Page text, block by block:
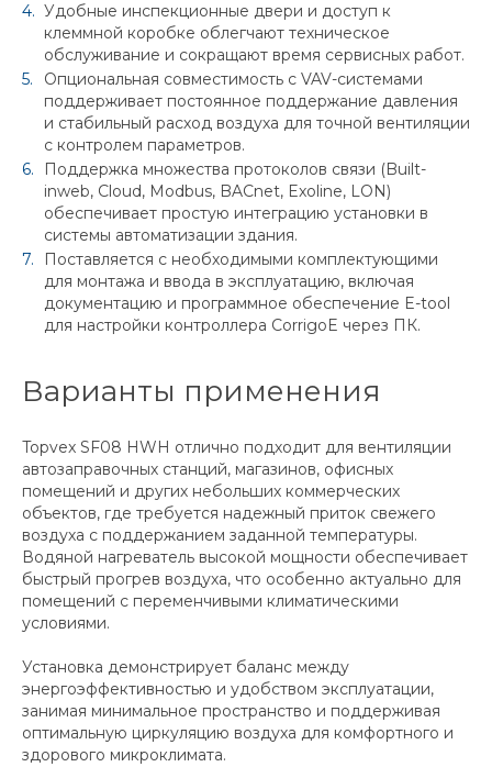
Удобные инспекционные двери и доступ к
клеммной коробке облегчают техническое
обслуживание и сокращают время сервисных работ.
Опциональная совместимость с VAV-системами
поддерживает постоянное поддержание давления
и стабильный расход воздуха для точной вентиляции
с контролем параметров.
Поддержка множества протоколов связи (Built-
inweb, Cloud, Modbus, BACnet, Exoline, LON)
обеспечивает простую интеграцию установки в
системы автоматизации здания.
Поставляется с необходимыми комплектующими
для монтажа и ввода в эксплуатацию, включая
документацию и программное обеспечение E-tool
для настройки контроллера CorrigoE через ПК.
Варианты применения
Topvex SF08 HWH отлично подходит для вентиляции
автозаправочных станций, магазинов, офисных
помещений и других небольших коммерческих
объектов, где требуется надежный приток свежего
воздуха с поддержанием заданной температуры.
Водяной нагреватель высокой мощности обеспечивает
быстрый прогрев воздуха, что особенно актуально для
помещений с переменчивыми климатическими
условиями.
Установка демонстрирует баланс между
энергоэффективностью и удобством эксплуатации,
занимая минимальное пространство и поддерживая
оптимальную циркуляцию воздуха для комфортного и
здорового микроклимата.